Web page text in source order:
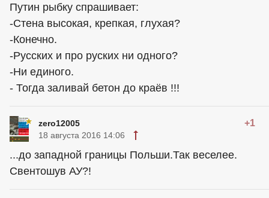
Путин рыбку спрашивает:
-Стена высокая, крепкая, глухая?
-Конечно.
-Русских и про руских ни одного?
-Ни единого.
- Тогда заливай бетон до краёв !!!
zero12005 +1
18 августа 2016 14:06
...до западной границы Польши.Так веселее.
Свентошув АУ?!